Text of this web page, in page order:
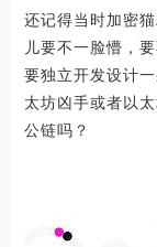
还记得当时加密
儿要不一脸懵，
要独立开发设计
太坊凶手或者以
公链吗？